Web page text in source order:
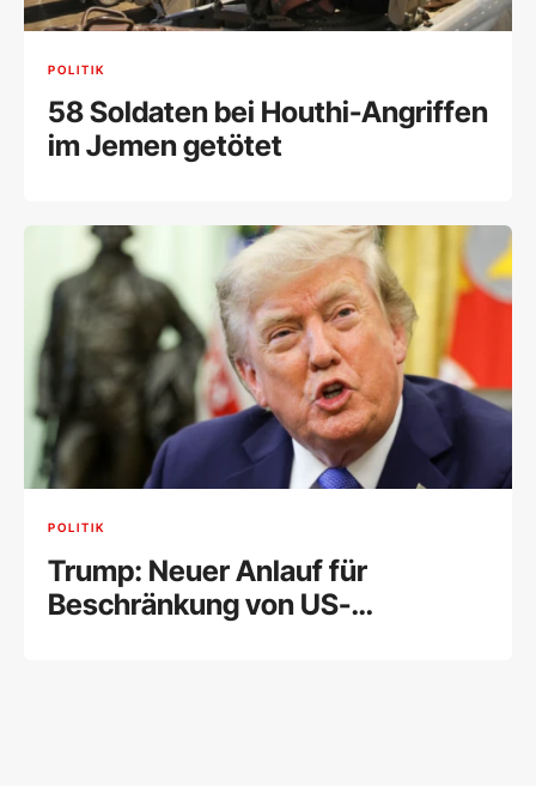
POLITIK
58 Soldaten bei Houthi-Angriffen
im Jemen getötet
POLITIK
Trump: Neuer Anlauf für
Beschränkung von US-